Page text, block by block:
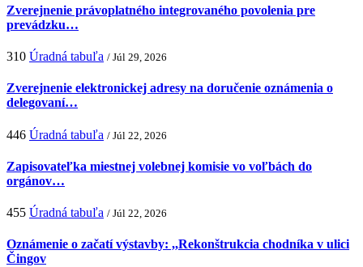
Zverejnenie právoplatného integrovaného povolenia pre
prevádzku…
310 Úradná tabuľa / Júl 29, 2026
Zverejnenie elektronickej adresy na doručenie oznámenia o
delegovaní…
446 Úradná tabuľa / Júl 22, 2026
Zapisovateľka miestnej volebnej komisie vo voľbách do
orgánov…
455 Úradná tabuľa / Júl 22, 2026
Oznámenie o začatí výstavby: ,,Rekonštrukcia chodníka v ulici
Čingov